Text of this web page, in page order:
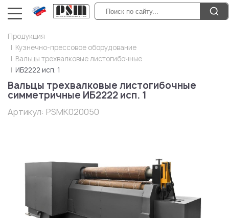
Продукция
Кузнечно-прессовое оборудование
Вальцы трехвалковые листогибочные
ИБ2222 исп. 1
Вальцы трехвалковые листогибочные
симметричные ИБ2222 исп. 1
Артикул: PSMK020050